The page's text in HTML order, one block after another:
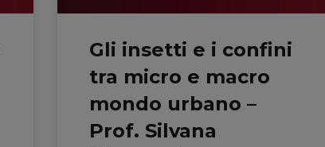
Gli insetti e i confini
tra micro e macro
mondo urbano –
Prof. Silvana